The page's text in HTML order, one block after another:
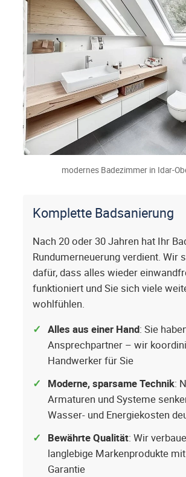
modernes Badezimmer in Idar-
Komplette Badsanierung
Nach 20 oder 30 Jahren hat Ihr
Rundumerneuerung verdient. Wir
dafür, dass alles wieder
funktioniert und Sie sich viele
wohlfühlen.
Alles aus einer Hand: Sie
Ansprechpartner – wir
Handwerker für Sie
Moderne, sparsame Technik:
Armaturen und Systeme
Wasser- und Energiekosten
Bewährte Qualität: Wir
langlebige Markenprodukte
Garantie